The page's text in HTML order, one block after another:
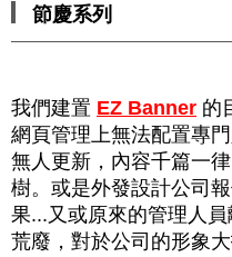
節慶系列
我們建置 EZ Banner 的
網頁管理上無法配置專
無人更新，內容千篇一
樹。或是外發設計公司
果...又或原來的管理人
荒廢，對於公司的形象大